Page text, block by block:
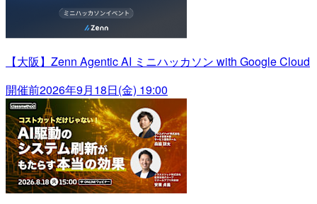
【大阪】Zenn Agentic AI ミニハッカソン with Google Cloud
開催前2026年9月18日(金) 19:00